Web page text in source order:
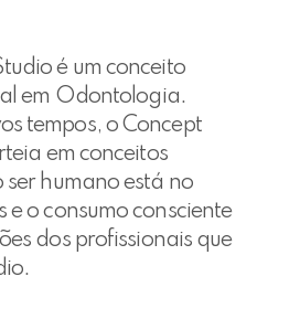
é um conceito
em Odontologia.
tempos, o Concept
em conceitos
humano está no
e o consumo consciente
dos profissionais que